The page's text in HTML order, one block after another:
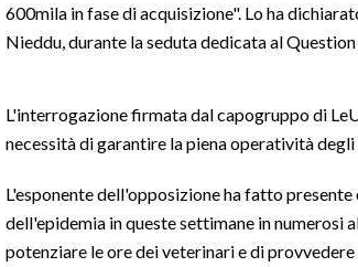
600mila in fase di acquisizione". Lo ha
Nieddu, durante la seduta dedicata al
L'interrogazione firmata dal capogruppo di
necessità di garantire la piena operatività
L'esponente dell'opposizione ha fatto
dell'epidemia in queste settimane in numerosi
potenziare le ore dei veterinari e di